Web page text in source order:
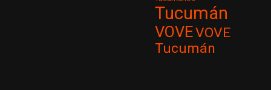
Tucumán
VOVEVOVE
Tucumán